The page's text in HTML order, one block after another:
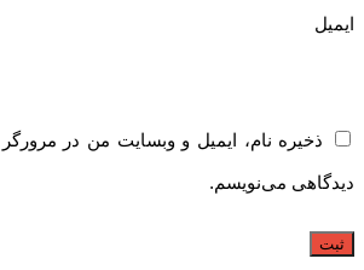
ذخیره نام، ایمیل و وبسایت من در
دیدگاهی می‌نویسم.